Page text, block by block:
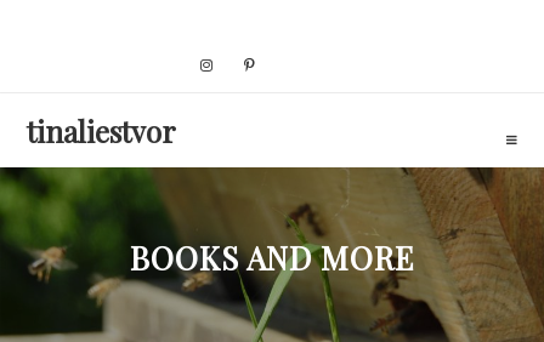
tinaliestvor
BOOKS AND MORE